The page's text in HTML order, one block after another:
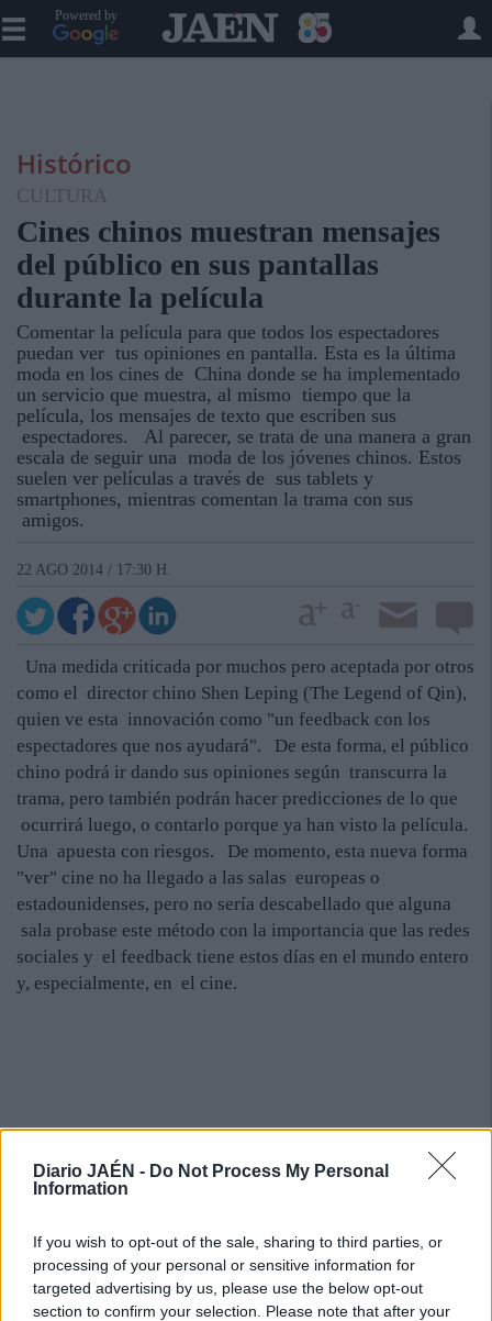
Diario JAÉN - Do Not Process My Personal
Information
If you wish to opt-out of the sale, sharing to third parties, or
processing of your personal or sensitive information for
targeted advertising by us, please use the below opt-out
section to confirm your selection. Please note that after your
Powered by
Histórico
CULTURA
Cines chinos muestran mensajes
del público en sus pantallas
durante la película
Comentar la película para que todos los espectadores
puedan ver tus opiniones en pantalla. Esta es la última
moda en los cines de China donde se ha implementado
un servicio que muestra, al mismo tiempo que la
película, los mensajes de texto que escriben sus
espectadores. Al parecer, se trata de una manera a gran
escala de seguir una moda de los jóvenes chinos. Estos
suelen ver películas a través de sus tablets y
smartphones, mientras comentan la trama con sus
amigos.
22 AGO 2014 / 17:30 H.
Una medida criticada por muchos pero aceptada por otros
como el director chino Shen Leping (The Legend of Qin),
quien ve esta innovación como "un feedback con los
espectadores que nos ayudará". De esta forma, el público
chino podrá ir dando sus opiniones según transcurra la
trama, pero también podrán hacer predicciones de lo que
ocurrirá luego, o contarlo porque ya han visto la película.
Una apuesta con riesgos. De momento, esta nueva forma
"ver" cine no ha llegado a las salas europeas o
estadounidenses, pero no sería descabellado que alguna
sala probase este método con la importancia que las redes
sociales y el feedback tiene estos días en el mundo entero
y, especialmente, en el cine.